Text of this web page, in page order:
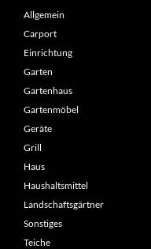
Allgemein
Carport
Einrichtung
Garten
Gartenhaus
Gartenmöbel
Geräte
Grill
Haus
Haushaltsmittel
Landschaftsgärtner
Sonstiges
Teiche